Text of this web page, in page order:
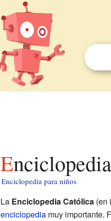
Enciclopedia para niños
La Enciclopedia Católica(en
enciclopediamuy importante.